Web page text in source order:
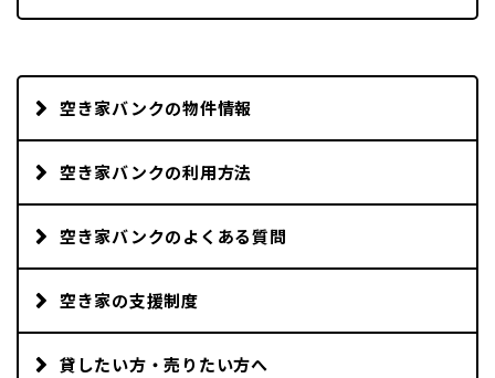
空き家バンクの物件情報
空き家バンクの利用方法
空き家バンクのよくある質問
空き家の支援制度
貸したい方・売りたい方へ